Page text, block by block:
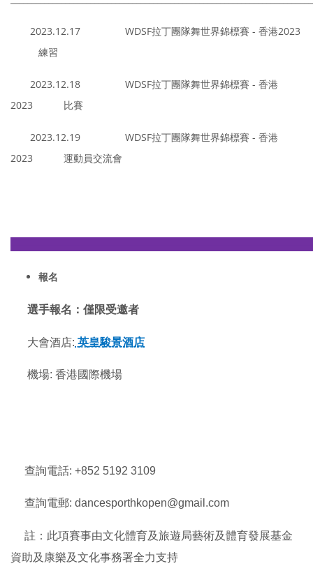
2023.12.17 WDSF拉丁團隊舞世界錦標賽 - 香港2023
練習
2023.12.18 WDSF拉丁團隊舞世界錦標賽 - 香港
2023 比賽
2023.12.19 WDSF拉丁團隊舞世界錦標賽 - 香港
2023 運動員交流會
報名
選手報名：僅限受邀者
大會酒店: 英皇駿景酒店
機場: 香港國際機場
查詢電話: +852 5192 3109
查詢電郵: dancesporthkopen@gmail.com
註：此項賽事由文化體育及旅遊局藝術及體育發展基金
資助及康樂及文化事務署全力支持